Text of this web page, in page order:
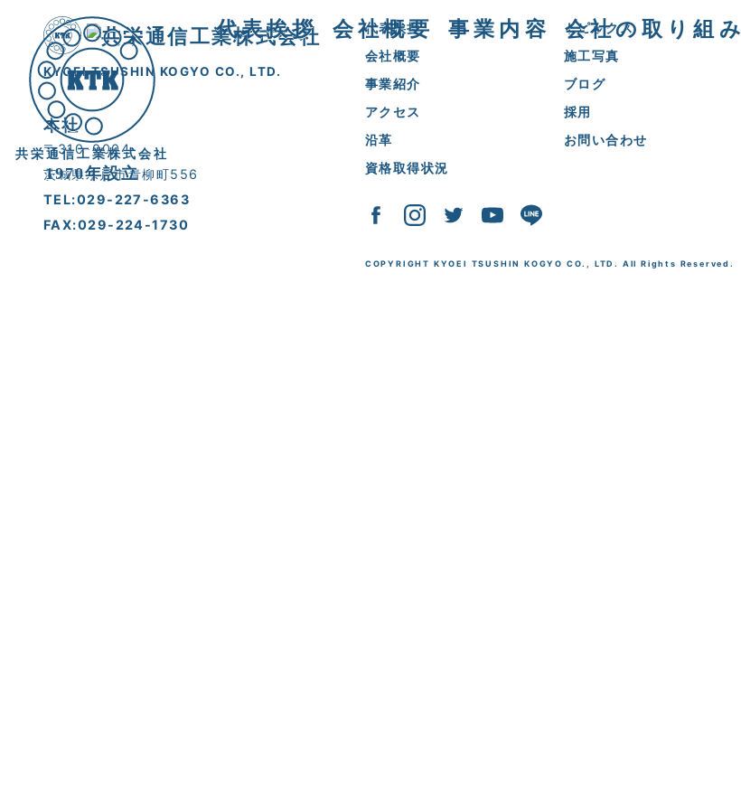
共栄通信工業株式会社
1970年設立
代表挨拶 会社概要 事業内容 会社の取り組み
KYOEI TSUSHIN KOGYO CO., LTD.
本社
〒310-0004
茨城県水戸市青柳町556
TEL:029-227-6363
FAX:029-224-1730
代表挨拶
会社概要
事業紹介
アクセス
沿革
資格取得状況
トピックス
施工写真
ブログ
採用
お問い合わせ
COPYRIGHT KYOEI TSUSHIN KOGYO CO., LTD. All Rights Reserved.